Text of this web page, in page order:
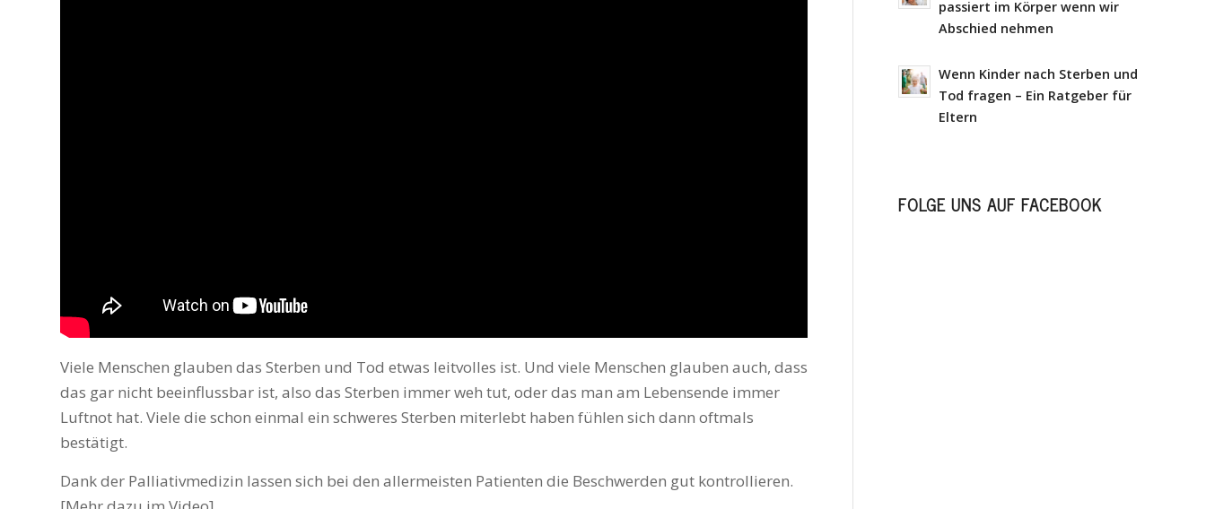
Viele Menschen glauben das Sterben und Tod etwas leitvolles ist. Und viele Menschen glauben auch, dass
das gar nicht beeinflussbar ist, also das Sterben immer weh tut, oder das man am Lebensende immer
Luftnot hat. Viele die schon einmal ein schweres Sterben miterlebt haben fühlen sich dann oftmals
bestätigt.
Dank der Palliativmedizin lassen sich bei den allermeisten Patienten die Beschwerden gut kontrollieren.
passiert im Körper wenn wir
Abschied nehmen
Wenn Kinder nach Sterben und
Tod fragen – Ein Ratgeber für
Eltern
FOLGE UNS AUF FACEBOOK